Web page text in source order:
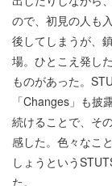
ので、初見の人も
後してしまうが、
場。ひとこえ発し
ものがあった。
「Changes」も披
続けることで、そ
感した。色々なこ
しょうという
た。